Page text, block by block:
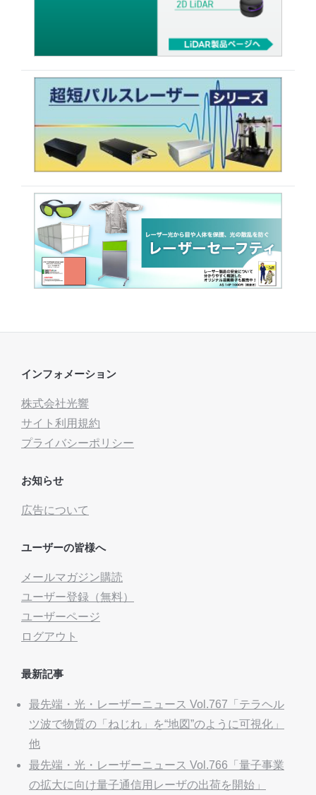
インフォメーション
株式会社光響
サイト利用規約
プライバシーポリシー
お知らせ
広告について
ユーザーの皆様へ
メールマガジン購読
ユーザー登録（無料）
ユーザーページ
ログアウト
最新記事
最先端・光・レーザーニュース Vol.767「テラヘル
ツ波で物質の「ねじれ」を“地図”のように可視化」
他
最先端・光・レーザーニュース Vol.766「量子事業
の拡大に向け量子通信用レーザの出荷を開始」